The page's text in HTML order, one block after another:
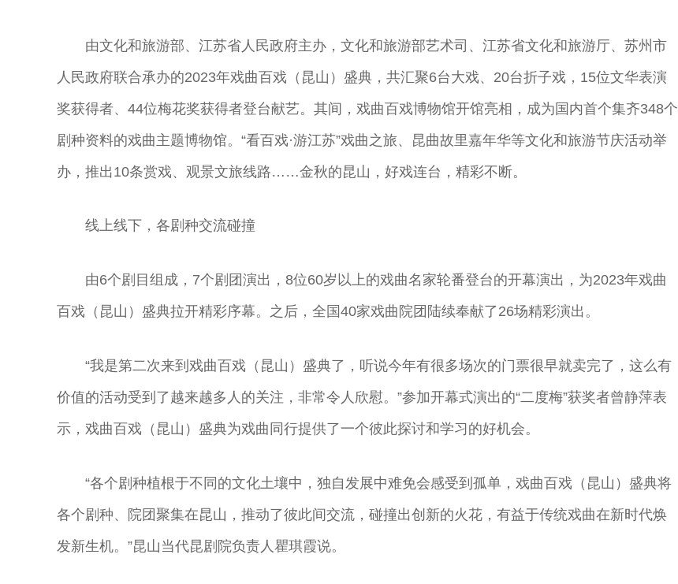
由文化和旅游部、江苏省人民政府主办，文化和旅游部艺术司、江苏省文化和旅游厅、苏州市
人民政府联合承办的2023年戏曲百戏（昆山）盛典，共汇聚6台大戏、20台折子戏，15位文华表演
奖获得者、44位梅花奖获得者登台献艺。其间，戏曲百戏博物馆开馆亮相，成为国内首个集齐348个
剧种资料的戏曲主题博物馆。“看百戏·游江苏”戏曲之旅、昆曲故里嘉年华等文化和旅游节庆活动举
办，推出10条赏戏、观景文旅线路……金秋的昆山，好戏连台，精彩不断。
线上线下，各剧种交流碰撞
由6个剧目组成，7个剧团演出，8位60岁以上的戏曲名家轮番登台的开幕演出，为2023年戏曲
百戏（昆山）盛典拉开精彩序幕。之后，全国40家戏曲院团陆续奉献了26场精彩演出。
“我是第二次来到戏曲百戏（昆山）盛典了，听说今年有很多场次的门票很早就卖完了，这么有
价值的活动受到了越来越多人的关注，非常令人欣慰。”参加开幕式演出的“二度梅”获奖者曾静萍表
示，戏曲百戏（昆山）盛典为戏曲同行提供了一个彼此探讨和学习的好机会。
“各个剧种植根于不同的文化土壤中，独自发展中难免会感受到孤单，戏曲百戏（昆山）盛典将
各个剧种、院团聚集在昆山，推动了彼此间交流，碰撞出创新的火花，有益于传统戏曲在新时代焕
发新生机。”昆山当代昆剧院负责人瞿琪霞说。